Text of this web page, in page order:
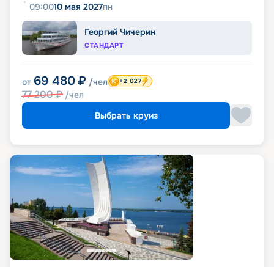
09:0010 мая 2027пн
Георгий Чичерин
СТАНДАРТ
от 69 480 ₽ /чел
77 200₽ /чел
+2 027
Выбрать круиз